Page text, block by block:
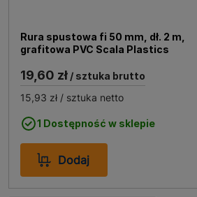
Rura spustowa fi 50 mm, dł. 2 m,
grafitowa PVC Scala Plastics
19,60 zł / sztuka brutto
15,93 zł / sztuka netto
1 Dostępność w sklepie
Dodaj